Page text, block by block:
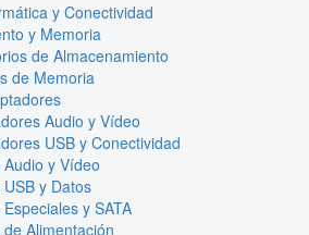
y Conectividad
y Memoria
de Almacenamiento
de Memoria
Audio y Vídeo
USB y Conectividad
y Vídeo
y Datos
y SATA
Alimentación